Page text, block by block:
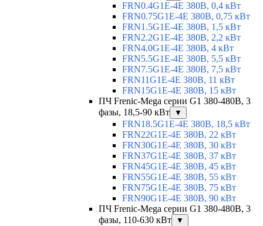
FRN0.4G1E-4E 380В, 0,4 кВт
FRN0.75G1E-4E 380В, 0,75 кВт
FRN1.5G1E-4E 380В, 1,5 кВт
FRN2.2G1E-4E 380В, 2,2 кВт
FRN4.0G1E-4E 380В, 4 кВт
FRN5.5G1E-4E 380В, 5,5 кВт
FRN7.5G1E-4E 380В, 7,5 кВт
FRN11G1E-4E 380В, 11 кВт
FRN15G1E-4E 380В, 15 кВт
ПЧ Frenic-Mega серии G1 380-480В, 3
фазы, 18,5-90 кВт
▼
FRN18.5G1E-4E 380В, 18,5 кВт
FRN22G1E-4E 380В, 22 кВт
FRN30G1E-4E 380В, 30 кВт
FRN37G1E-4E 380В, 37 кВт
FRN45G1E-4E 380В, 45 кВт
FRN55G1E-4E 380В, 55 кВт
FRN75G1E-4E 380В, 75 кВт
FRN90G1E-4E 380В, 90 кВт
ПЧ Frenic-Mega серии G1 380-480В, 3
фазы, 110-630 кВт
▼